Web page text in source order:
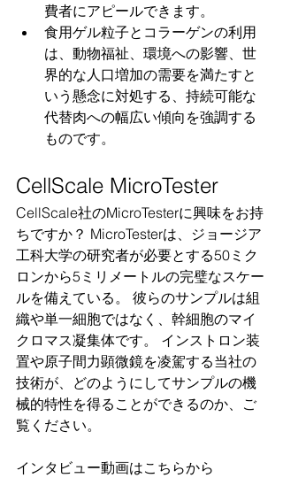
費者にアピールできます。
食用ゲル粒子とコラーゲンの利用
は、動物福祉、環境への影響、世
界的な人口増加の需要を満たすと
いう懸念に対処する、持続可能な
代替肉への幅広い傾向を強調する
ものです。
CellScale MicroTester
CellScale社のMicroTesterに興味をお持
ちですか？ MicroTesterは、ジョージア
工科大学の研究者が必要とする50ミク
ロンから5ミリメートルの完璧なスケー
ルを備えている。 彼らのサンプルは組
織や単一細胞ではなく、幹細胞のマイ
クロマス凝集体です。 インストロン装
置や原子間力顕微鏡を凌駕する当社の
技術が、どのようにしてサンプルの機
械的特性を得ることができるのか、ご
覧ください。
インタビュー動画はこちらから